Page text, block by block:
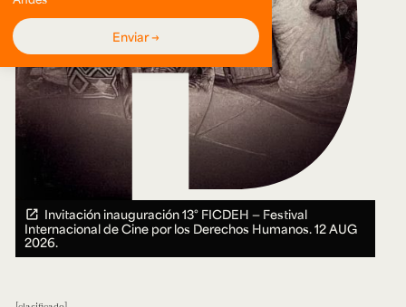
Invitación inauguración 13° FICDEH — Festival
Internacional de Cine por los Derechos Humanos.12 AUG
2026.